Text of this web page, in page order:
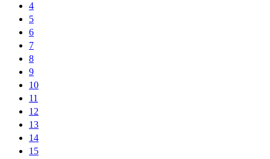
4
5
6
7
8
9
10
11
12
13
14
15